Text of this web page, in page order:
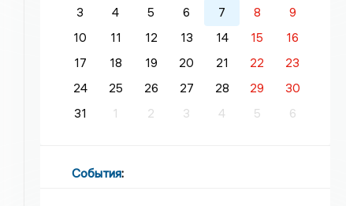
3
4 5 6 7 8
9
10
11 12 13 14 15
16
17
18 19 20 21 22
23
24
25 26 27 28 29
30
31
1 2 3 4 5 6
События: